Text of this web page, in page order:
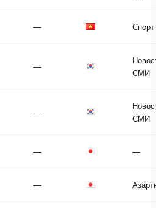
— Спорт
—
СМИ
—
СМИ
— —
—